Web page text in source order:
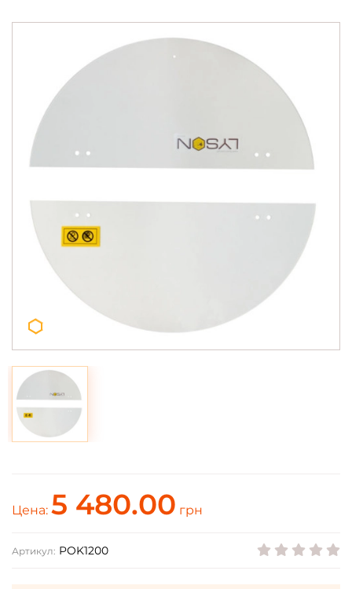
Цена: 5 480.00 грн
Артикул: POK1200